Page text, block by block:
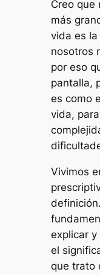
Creo que
más
vida es
nosotros
por eso
pantalla,
es como
vida,
Vivimos
explicar y
el
que trato